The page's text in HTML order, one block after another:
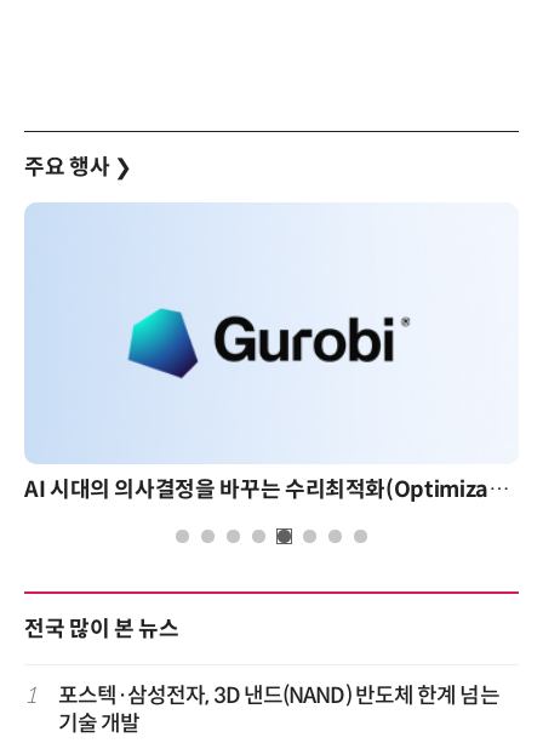
주요 행사 ❯
AI 시대의 의사결정을 바꾸는 수리최적화(Optimization): 실제 산업 적용 사례와 활용 전략 AI 핀옵스 실전 세미나: 폭증하는 AI 토큰 비용 관리 전
전국 많이 본 뉴스
1
포스텍·삼성전자, 3D 낸드(NAND) 반도체 한계 넘는
기술 개발